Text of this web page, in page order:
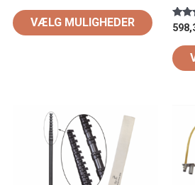
VÆLG MULIGHEDER
5.00
ud